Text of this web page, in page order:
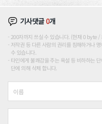
기사댓글0개
200자까지 쓰실 수 있습니다. (현재 0 byte
저작권 등 다른 사람의 권리를 침해하거나
수 있습니다.
타인에게 불쾌감을 주는 욕설 등 비하하는
단에 의해 삭제 합니다.